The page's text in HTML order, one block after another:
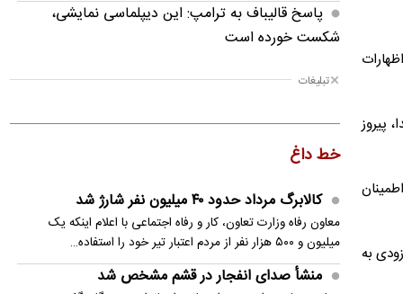
پیروز
به
پاسخ قالیباف به ترامپ: این دیپلماسی نمایشی،
شکست خورده است
منشأ صدای انفجار در قشم مشخص شد
پزشکیان: فشار خارجی در دولت چهاردهم به
بیشترین حد خود رسیده
پزشکیان: در ابتدای دولت با قطعی برق، آب و گاز
مواجه بودیم
تبلیغات
خط داغ
کالابرگ مرداد حدود ۴۰‌ میلیون نفر شارژ شد
معاون رفاه وزارت تعاون، کار و رفاه اجتماعی با اعلام اینکه یک
میلیون و ۵۰۰ هزار نفر از مردم اعتبار تیر خود را استفاده…
منشأ صدای انفجار در قشم مشخص شد